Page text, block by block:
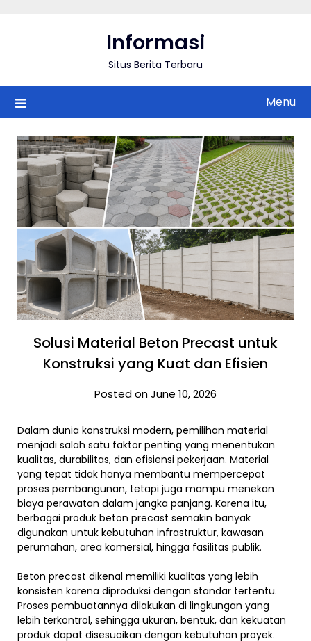
Informasi
Situs Berita Terbaru
Menu
Solusi Material Beton Precast untuk
Konstruksi yang Kuat dan Efisien
Posted on June 10, 2026
Dalam dunia konstruksi modern, pemilihan material
menjadi salah satu faktor penting yang menentukan
kualitas, durabilitas, dan efisiensi pekerjaan. Material
yang tepat tidak hanya membantu mempercepat
proses pembangunan, tetapi juga mampu menekan
biaya perawatan dalam jangka panjang. Karena itu,
berbagai produk beton precast semakin banyak
digunakan untuk kebutuhan infrastruktur, kawasan
perumahan, area komersial, hingga fasilitas publik.
Beton precast dikenal memiliki kualitas yang lebih
konsisten karena diproduksi dengan standar tertentu.
Proses pembuatannya dilakukan di lingkungan yang
lebih terkontrol, sehingga ukuran, bentuk, dan kekuatan
produk dapat disesuaikan dengan kebutuhan proyek.